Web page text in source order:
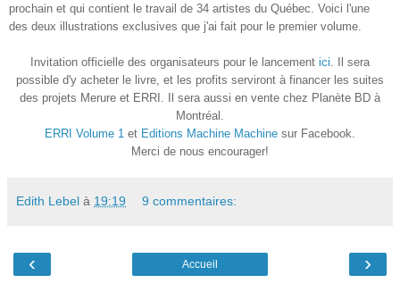
prochain et qui contient le travail de 34 artistes du Québec. Voici l'une
des deux illustrations exclusives que j'ai fait pour le premier volume.
Invitation officielle des organisateurs pour le lancement ici
Il sera
possible d'y acheter le livre, et les profits serviront à financer les suites
des projets Merure et ERRI. Il sera aussi en vente chez Planète BD à
Montréal.
ERRI Volume 1 et Editions Machine Machine sur Facebook.
Merci de nous encourager!
Edith Lebel à 19:19 9 commentaires:
‹ ›
Accueil